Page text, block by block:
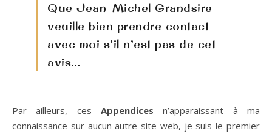
Que Jean-Michel Grandsire
veuille bien prendre contact
avec moi s’il n’est pas de cet
avis…
Par ailleurs, ces Appendices n’apparaissant à ma
connaissance sur aucun autre site web, je suis le premier